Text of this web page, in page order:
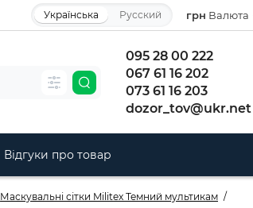
грн Валюта
Українська Русский
095 28 00 222
067 61 16 202
073 61 16 203
dozor_tov@ukr.net
Відгуки про товар
Маскувальні сітки Militex Темний мультикам